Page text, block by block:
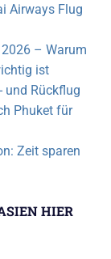
Airways Flug
– Warum
ist
und Rückflug
Phuket für
Zeit sparen
HIER